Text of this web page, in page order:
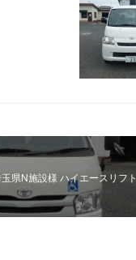
県N施設様 ハイエースリフト